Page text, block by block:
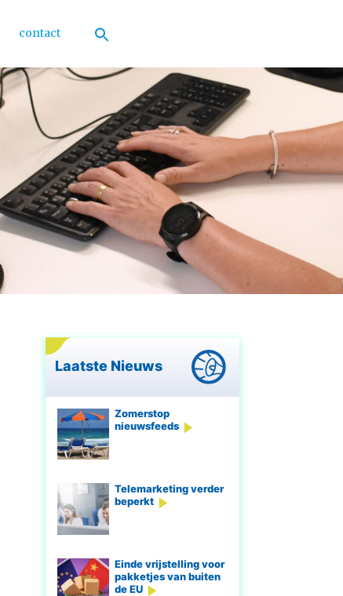
contact
Laatste Nieuws
Zomerstop
nieuwsfeeds
Telemarketing verder
beperkt
Einde vrijstelling voor
pakketjes van buiten
de EU